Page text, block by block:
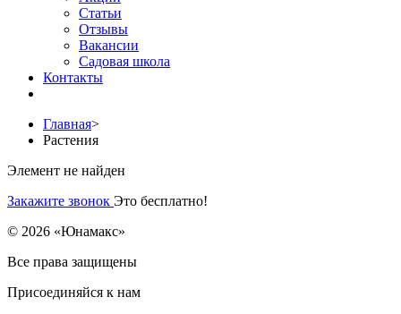
Статьи
Отзывы
Вакансии
Садовая школа
Контакты
Главная>
Растения
Элемент не найден
Закажите звонок Это бесплатно!
© 2026 «Юнамакс»
Все права защищены
Присоединяйся к нам